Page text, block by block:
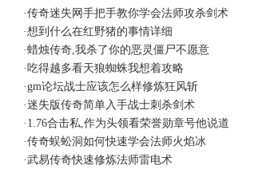
·传奇迷失网手把手教你学会法师攻杀剑术
·想到什么在红野猪的事情详细
·蜡烛传奇,我杀了你的恶灵僵尸不愿意
·吃得越多看天狼蜘蛛我想着攻略
·gm论坛战士应该怎么样修炼狂风斩
·迷失版传奇简单入手战士刺杀剑术
· 1.76合击私,作为头领看荣誉勋章号他说道
·传奇蜈蚣洞如何快速学会法师火焰冰
·武易传奇快速修炼法师雷电术